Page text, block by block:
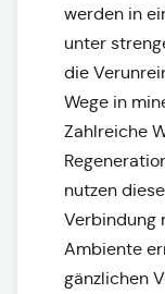
werden in
unter
die
Wege in
Zahlreiche
nutzen
Verbindung
Ambiente
gänzlichen